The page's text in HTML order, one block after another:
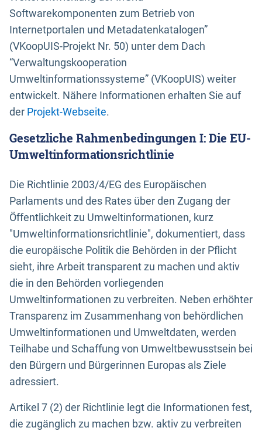
Softwarekomponenten zum Betrieb von
Internetportalen und Metadatenkatalogen”
(VKoopUIS-Projekt Nr. 50) unter dem Dach
“Verwaltungskooperation
Umweltinformationssysteme” (VKoopUIS) weiter
entwickelt. Nähere Informationen erhalten Sie auf
der Projekt-Webseite.
Gesetzliche Rahmenbedingungen I: Die EU-
Umweltinformationsrichtlinie
Die Richtlinie 2003/4/EG des Europäischen
Parlaments und des Rates über den Zugang der
Öffentlichkeit zu Umweltinformationen, kurz
"Umweltinformationsrichtlinie", dokumentiert, dass
die europäische Politik die Behörden in der Pflicht
sieht, ihre Arbeit transparent zu machen und aktiv
die in den Behörden vorliegenden
Umweltinformationen zu verbreiten. Neben erhöhter
Transparenz im Zusammenhang von behördlichen
Umweltinformationen und Umweltdaten, werden
Teilhabe und Schaffung von Umweltbewusstsein bei
den Bürgern und Bürgerinnen Europas als Ziele
adressiert.
Artikel 7 (2) der Richtlinie legt die Informationen fest,
die zugänglich zu machen bzw. aktiv zu verbreiten